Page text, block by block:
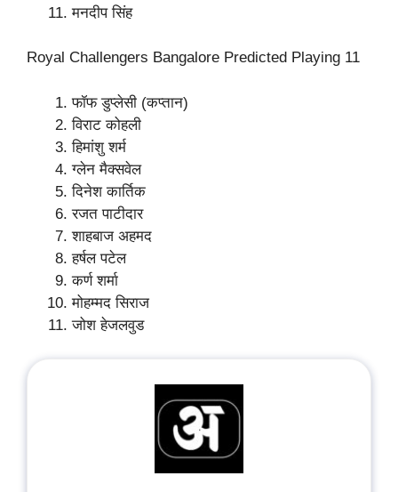
मनदीप सिंह
Royal Challengers Bangalore Predicted Playing 11
फॉफ डुप्लेसी (कप्तान)
विराट कोहली
हिमांशु शर्म
ग्लेन मैक्सवेल
दिनेश कार्तिक
रजत पाटीदार
शाहबाज अहमद
हर्षल पटेल
कर्ण शर्मा
मोहम्मद सिराज
जोश हेजलवुड